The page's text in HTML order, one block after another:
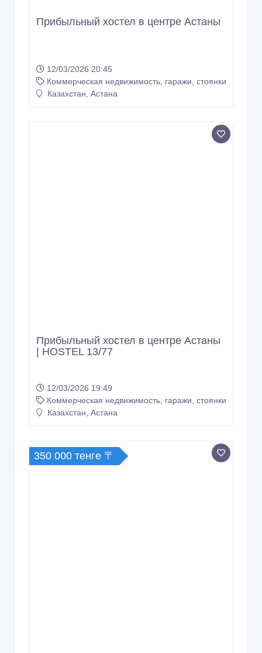
Прибыльный хостел в центре Астаны
12/03/2026 20:45
Коммерческая недвижимость, гаражи, стоянки
Казахстан, Астана
Прибыльный хостел в центре Астаны
| HOSTEL 13/77
12/03/2026 19:49
Коммерческая недвижимость, гаражи, стоянки
Казахстан, Астана
350 000 тенге 〒